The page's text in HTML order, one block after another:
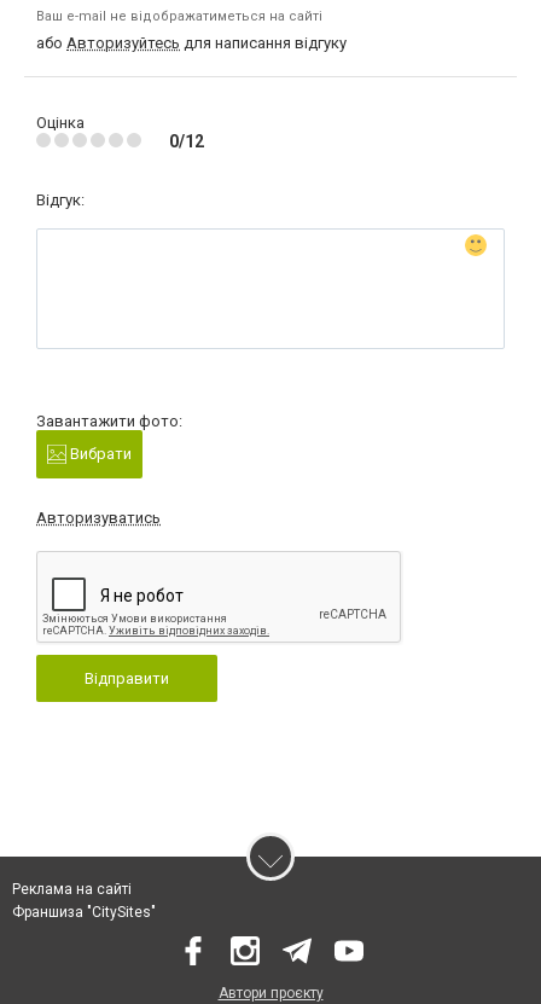
Ваш e-mail не відображатиметься на сайті
або Авторизуйтесь для написання відгуку
Оцінка
0/12
Відгук:
Завантажити фото:
Вибрати
Авторизуватись
Відправити
Реклама на сайті
Франшиза "CitySites"
Автори проєкту